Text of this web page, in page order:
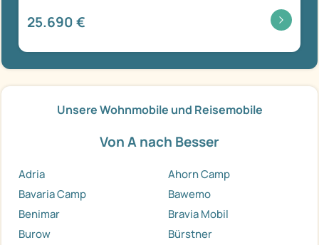
25.690 €
Unsere Wohnmobile und Reisemobile
Von A nach Besser
Adria
Ahorn Camp
Bavaria Camp
Bawemo
Benimar
Bravia Mobil
Burow
Bürstner